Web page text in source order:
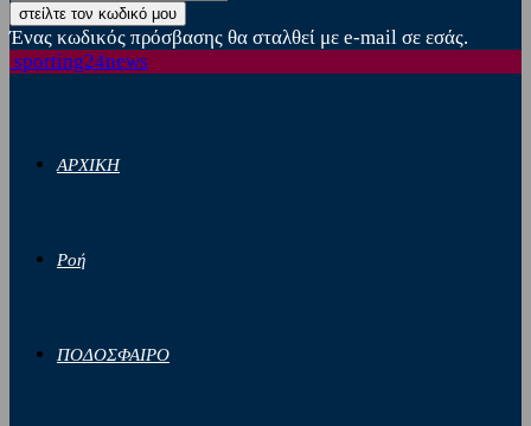
Ένας κωδικός πρόσβασης θα σταλθεί με e-mail σε εσάς.
sporting24news
ΑΡΧΙΚΗ
Ροή
ΠΟΔΟΣΦΑΙΡΟ